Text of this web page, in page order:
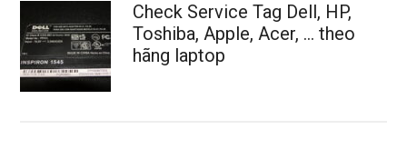
Check Service Tag Dell, HP,
Toshiba, Apple, Acer, … theo
hãng laptop